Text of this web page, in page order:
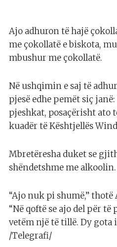
Ajo adhuron të hajë
me çokollatë e biskota,
mbushur me çokollatë.
Në ushqimin e saj të
pjesë edhe pemët siç
pjeshkat, posaçërisht ato
kuadër të Kështjellës
Mbretëresha duket se
shëndetshme me alkoolin.
“Ajo nuk pi shumë,”
“Në qoftë se ajo del për
vetëm një të tillë. Dy gota
/Telegrafi/